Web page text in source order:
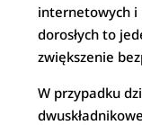
internetowych i
dorosłych to
zwiększenie
W przypadku